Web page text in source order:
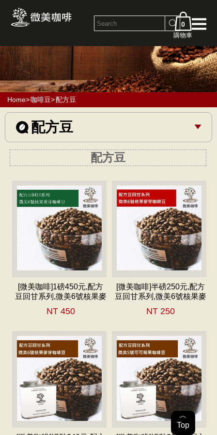
0
購物車
Home>咖啡豆>配方豆
配方豆
配方豆
[微美咖啡]1磅450元,配方
豆回甘系列,微美6號核果麥
芽,中深焙咖啡豆,滿500元
免運,新鮮烘焙
NT 450
[微美咖啡]半磅250元,配方
豆回甘系列,微美6號核果麥
芽,中深焙咖啡豆,滿500元
免運,新鮮烘焙
NT 250
︿
Top